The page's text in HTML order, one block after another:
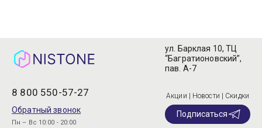
8 800 550-57-27
Обратный звонок
Пн – Вс 10:00 - 20:00
ул. Барклая 10, ТЦ
“Багратионовский”,
пав. А-7
Акции | Новости | Скидки
Подписаться